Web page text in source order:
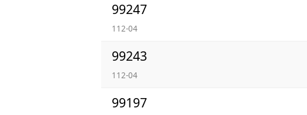
99247
112-04
99243
112-04
99197